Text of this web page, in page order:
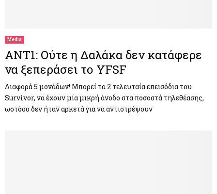
Media
ANT1: Ούτε η Δαλάκα δεν κατάφερε
να ξεπεράσει το YFSF
Διαφορά 5 μονάδων! Μπορεί τα 2 τελευταία επεισόδια του
Survivor, να έχουν μία μικρή άνοδο στα ποσοστά τηλεθέασης,
ωστόσο δεν ήταν αρκετά για να αντιστρέψουν